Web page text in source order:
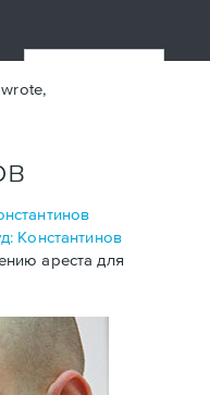
Константинов
ареста для